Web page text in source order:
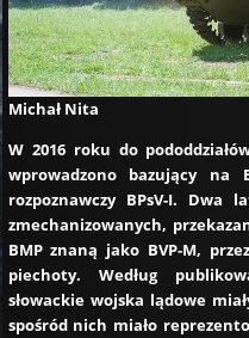
Michał Nita
W 2016 roku do
wprowadzono bazujący na
rozpoznawczy BPsV-I.
zmechanizowanych,
BMP znaną jako BVP-M,
piechoty. Według
słowackie wojska lądowe
spośród nich miało